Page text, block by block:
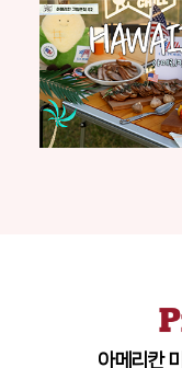
아메리칸